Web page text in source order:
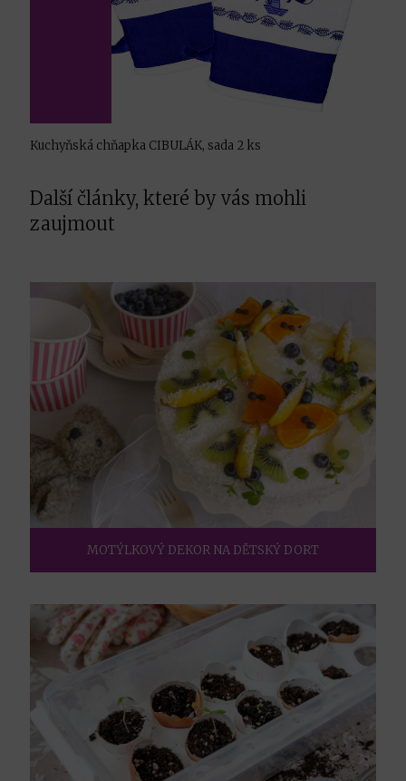
Kuchyňská chňapka CIBULÁK, sada 2 ks
Další články, které by vás mohli
zaujmout
MOTÝLKOVÝ DEKOR NA DĚTSKÝ DORT